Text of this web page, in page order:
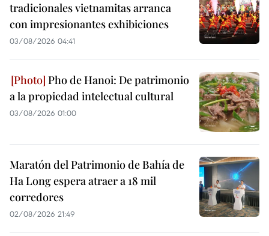
tradicionales vietnamitas arranca
con impresionantes exhibiciones
03/08/2026 04:41
Pho de Hanoi: De patrimonio
a la propiedad intelectual cultural
03/08/2026 01:00
Maratón del Patrimonio de Bahía de
Ha Long espera atraer a 18 mil
corredores
02/08/2026 21:49